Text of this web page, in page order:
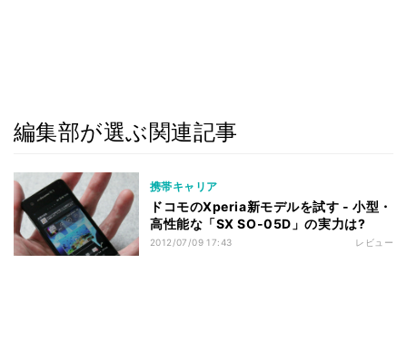
編集部が選ぶ関連記事
携帯キャリア
ドコモのXperia新モデルを試す - 小型・
高性能な「SX SO-05D」の実力は?
2012/07/09 17:43 レビュー